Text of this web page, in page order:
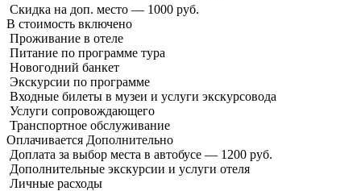
Скидка на доп. место — 1000 руб.
В стоимость включено
Проживание в отеле
Питание по программе тура
Новогодний банкет
Экскурсии по программе
Входные билеты в музеи и услуги экскурсовода
Услуги сопровождающего
Транспортное обслуживание
Оплачивается Дополнительно
Доплата за выбор места в автобусе — 1200 руб.
Дополнительные экскурсии и услуги отеля
Личные расходы